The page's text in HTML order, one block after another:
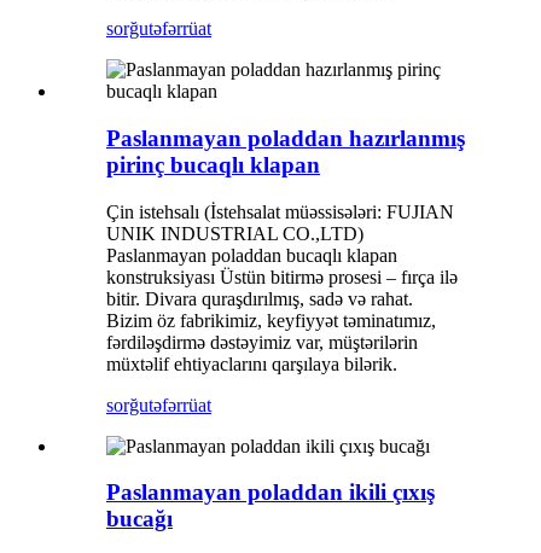
sorğutəfərrüat
Paslanmayan poladdan hazırlanmış
pirinç bucaqlı klapan
Çin istehsalı (İstehsalat müəssisələri: FUJIAN
UNIK INDUSTRIAL CO.,LTD)
Paslanmayan poladdan bucaqlı klapan
konstruksiyası Üstün bitirmə prosesi – fırça ilə
bitir. Divara quraşdırılmış, sadə və rahat.
Bizim öz fabrikimiz, keyfiyyət təminatımız,
fərdiləşdirmə dəstəyimiz var, müştərilərin
müxtəlif ehtiyaclarını qarşılaya bilərik.
sorğutəfərrüat
Paslanmayan poladdan ikili çıxış
bucağı